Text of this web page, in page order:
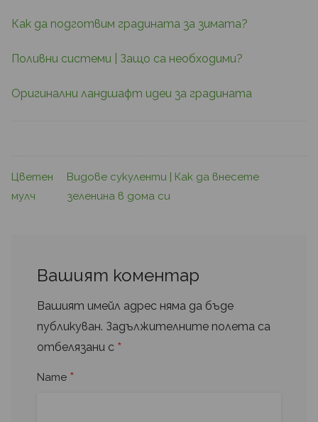
Как да подготвим градината за зимата?
Поливни системи | Защо са необходими?
Оригинални ландшафт идеи за градината
Цветен
мулч
Видове сукуленти | Как да внесете
зеленина в дома си
Вашият коментар
Вашият имейл адрес няма да бъде
публикуван. Задължителните полета са
отбелязани с *
Name *